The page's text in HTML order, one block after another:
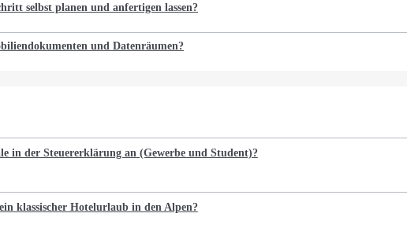
selbst planen und anfertigen lassen?
und Datenräumen?
in der Steuererklärung an (Gewerbe und Student)?
klassischer Hotelurlaub in den Alpen?